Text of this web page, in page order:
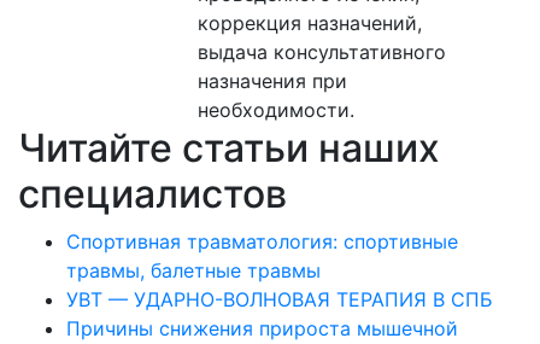
коррекция назначений,
выдача консультативного
назначения при
необходимости.
Читайте статьи наших
специалистов
Спортивная травматология: спортивные
травмы, балетные травмы
УВТ — УДАРНО-ВОЛНОВАЯ ТЕРАПИЯ В СПБ
Причины снижения прироста мышечной